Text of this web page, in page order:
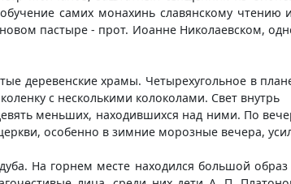
самих монахинь славянскому
пастыре - прот. Иоанне Николаевском,
деревенские храмы. Четырехугольное в
с несколькими колоколами. Свет внутрь
меньших, находившихся над ними. По
особенно в зимние морозные вечера,
На горнем месте находился большой